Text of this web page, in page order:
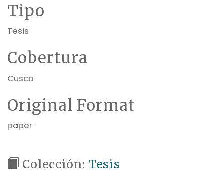
Tipo
Tesis
Cobertura
Cusco
Original Format
paper
Colección: Tesis